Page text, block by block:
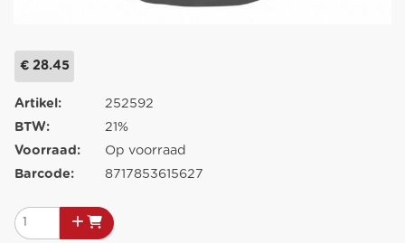
€ 28.45
Artikel:
252592
BTW:
21%
Voorraad:
Op voorraad
Barcode:
8717853615627